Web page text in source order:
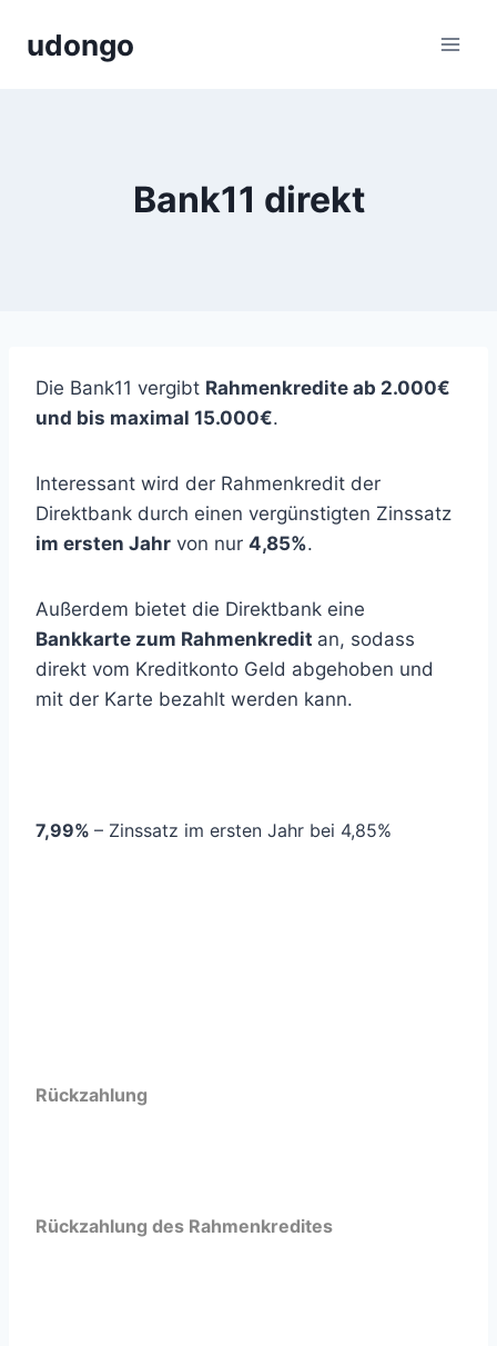
Inhaltudongo
Bank11 direkt
Die Bank11 vergibt Rahmenkredite ab 2.000€
und bis maximal 15.000€.
Interessant wird der Rahmenkredit der
Direktbank durch einen vergünstigten Zinssatz
im ersten Jahr von nur 4,85%.
Außerdem bietet die Direktbank eine
Bankkarte zum Rahmenkredit an, sodass
direkt vom Kreditkonto Geld abgehoben und
mit der Karte bezahlt werden kann.
7,99% – Zinssatz im ersten Jahr bei 4,85%
Rückzahlung
Rückzahlung des Rahmenkredites